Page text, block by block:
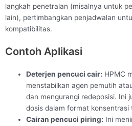
langkah penetralan (misalnya untuk
lain), pertimbangkan penjadwalan
kompatibilitas.
Contoh Aplikasi
Deterjen pencuci cair: HPMC
menstabilkan agen pemutih
dan mengurangi redeposisi. Ini
dosis dalam format konsentrasi
Cairan pencuci piring: Ini